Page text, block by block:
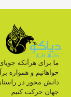
ما برای هرآنکه
خواهانیم و همواره
دانش محور در
جهان حرکت کنیم.